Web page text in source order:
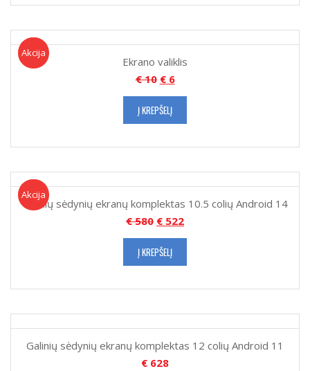
Akcija
Akcija!
Ekrano valiklis
€10 €6
Į KREPŠELĮ
Akcija
Akcija!
Galinių sėdynių ekranų komplektas 10.5 colių Android 14
€580 € 522
Į KREPŠELĮ
Galinių sėdynių ekranų komplektas 12 colių Android 11
€ 628